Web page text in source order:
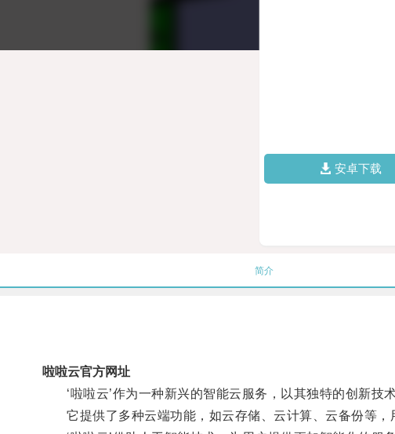
安卓下载
简介
啦啦云官方网址
‘啦啦云’作为一种新兴的智能云服务，以其独特的创新技
它提供了多种云端功能，如云存储、云计算、云备份等，